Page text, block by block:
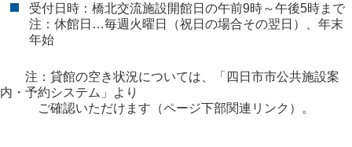
受付日時：橋北交流施設開館日の午前9時～午後5時まで
注：休館日…毎週火曜日（祝日の場合その翌日）、年末
年始
注：貸館の空き状況については、「四日市市公共施設案
内・予約システム」より
ご確認いただけます（ページ下部関連リンク）。